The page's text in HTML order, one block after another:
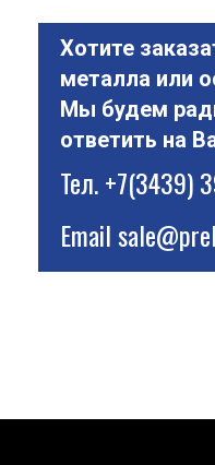
Хотите
металла или
Мы будем
ответить на
Тел.+7(3439)
Email